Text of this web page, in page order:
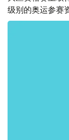
级别的奥运参赛